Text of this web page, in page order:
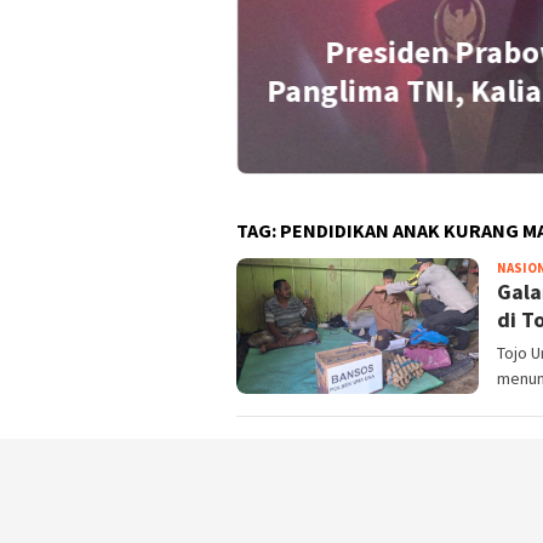
Presiden
Panglima TNI,
TAG: PENDIDIKAN ANAK KURANG
di
Tojo